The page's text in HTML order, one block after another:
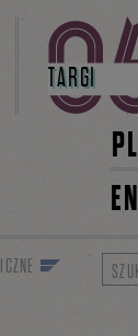
TARGI
PL
EN